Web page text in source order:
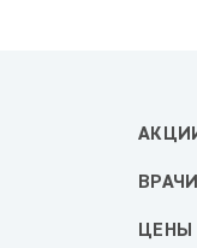
ВРАЧИ
ЦЕНЫ